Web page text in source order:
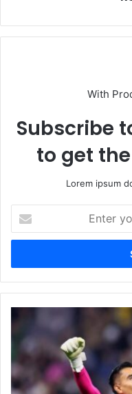
With
Subscribe
to get
Lorem ipsum
t
r
y
E
ia